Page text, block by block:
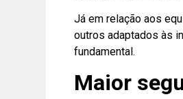
Já em relação aos
outros adaptados às
fundamental.
Maior